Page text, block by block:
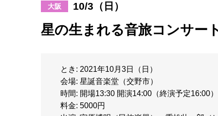
大阪 10/3（日）
星の生まれる音旅コンサー
とき: 2021年10月3日（日）
会場: 星誕音楽堂（交野市）
時間: 開場13:30 開演14:00（終演予定16:00）
料金: 5000円